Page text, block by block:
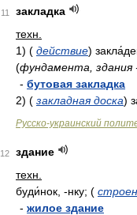
11
закладка
техн.
1) ( действие)
(фундамента, здания
- бутовая закладка
2) ( закладная доска)
Русско-украинский
12
здание
техн.
буди́нок, -нку; (
- жилое здание